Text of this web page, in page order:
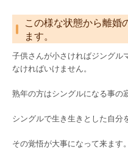
この様な状態から離婚
ます。
子供さんが小さければジングル
なければいけません。
熟年の方はシングルになる事の
シングルで生き生きとした自分
その覚悟が大事になって来ます。